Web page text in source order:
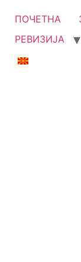
ПОЧЕТНА
РЕВИЗИЈА